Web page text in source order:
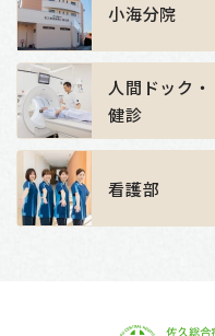
小海分院
人間ドック・
健診
看護部